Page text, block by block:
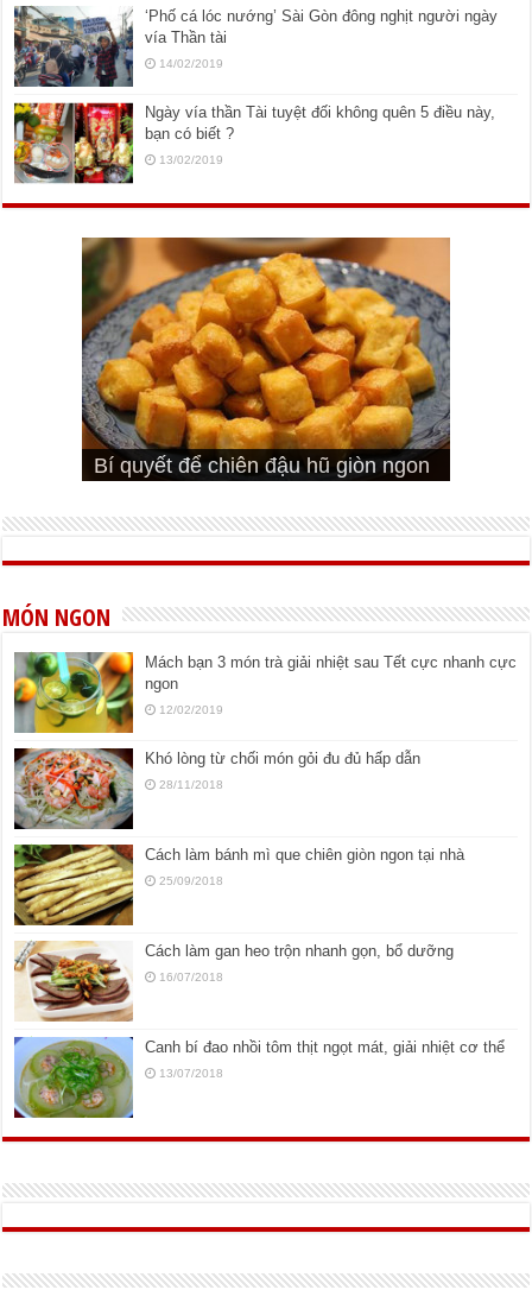
‘Phố cá lóc nướng’ Sài Gòn đông nghịt người ngày
vía Thần tài
14/02/2019
Ngày vía thần Tài tuyệt đối không quên 5 điều này,
bạn có biết ?
13/02/2019
Cách pha nước mắm trộn gỏi ngon
bá cháy
Bí quyết để chiên đậu hũ giòn ngon
Cách ướp sườn non nướng ngon
đúng vị
Cách ướp thịt heo chiên ngon mềm
Bật mí cách ướp sườn cơm tấm
ngon
MÓN NGON
Mách bạn 3 món trà giải nhiệt sau Tết cực nhanh cực
ngon
12/02/2019
Khó lòng từ chối món gỏi đu đủ hấp dẫn
28/11/2018
Cách làm bánh mì que chiên giòn ngon tại nhà
25/09/2018
Cách làm gan heo trộn nhanh gọn, bổ dưỡng
16/07/2018
Canh bí đao nhồi tôm thịt ngọt mát, giải nhiệt cơ thể
13/07/2018